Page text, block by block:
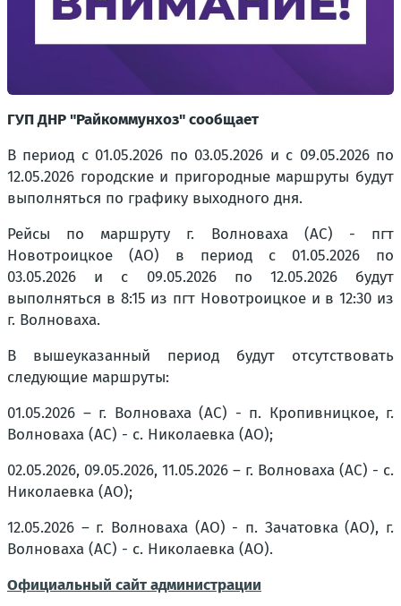
ГУП ДНР "Райкоммунхоз" сообщает
В период с 01.05.2026 по 03.05.2026 и с 09.05.2026 по
12.05.2026 городские и пригородные маршруты будут
выполняться по графику выходного дня.
Рейсы по маршруту г. Волноваха (АС) - пгт
Новотроицкое (АО) в период с 01.05.2026 по
03.05.2026 и с 09.05.2026 по 12.05.2026 будут
выполняться в 8:15 из пгт Новотроицкое и в 12:30 из
г. Волноваха.
В вышеуказанный период будут отсутствовать
следующие маршруты:
01.05.2026 – г. Волноваха (АС) - п. Кропивницкое, г.
Волноваха (АС) - с. Николаевка (АО);
02.05.2026, 09.05.2026, 11.05.2026 – г. Волноваха (АС) - с.
Николаевка (АО);
12.05.2026 – г. Волноваха (АО) - п. Зачатовка (АО), г.
Волноваха (АС) - с. Николаевка (АО).
Официальный сайт администрации